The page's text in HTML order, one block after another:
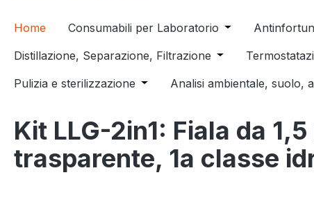
Home Consumabili per Laboratorio Open or close
Distillazione, Separazione, Filtrazione Open or close
Pulizia e sterilizzazione Open or close the dropdown
Analisi ambientale, suolo,
Kit LLG-2in1: Fiala da
trasparente, 1a classe